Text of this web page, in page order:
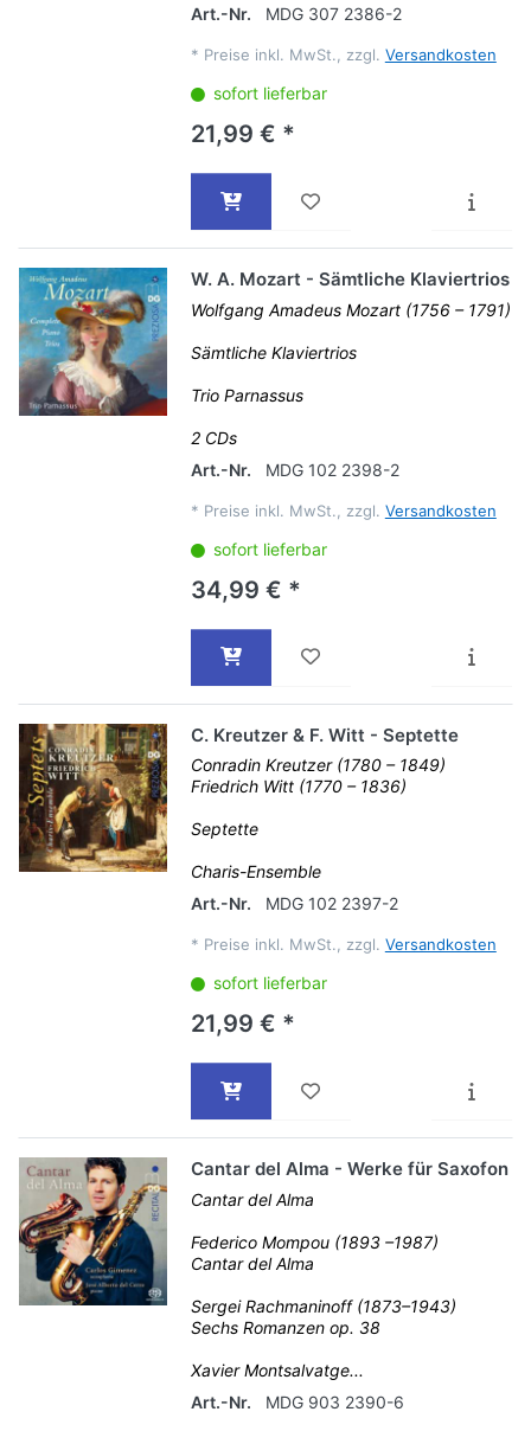
Art.-Nr.
MDG 307 2386-2
* Preise inkl. MwSt., zzgl. Versandkosten
sofort lieferbar
21,99 € *
W. A. Mozart - Sämtliche Klaviertrios
Wolfgang Amadeus Mozart (1756 – 1791)
Sämtliche Klaviertrios
Trio Parnassus
2 CDs
Art.-Nr.
MDG 102 2398-2
* Preise inkl. MwSt., zzgl. Versandkosten
sofort lieferbar
34,99 € *
C. Kreutzer & F. Witt - Septette
Conradin Kreutzer (1780 – 1849)
Friedrich Witt (1770 – 1836)
Septette
Charis-Ensemble
Art.-Nr.
MDG 102 2397-2
* Preise inkl. MwSt., zzgl. Versandkosten
sofort lieferbar
21,99 € *
Cantar del Alma - Werke für Saxofon
Cantar del Alma
Federico Mompou (1893 –1987)
Cantar del Alma
Sergei Rachmaninoff (1873–1943)
Sechs Romanzen op. 38
Xavier Montsalvatge...
Art.-Nr.
MDG 903 2390-6